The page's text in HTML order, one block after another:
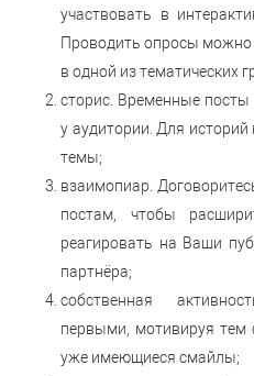
участвовать в
Проводить опросы можно
в одной из тематических
сторис. Временные
у аудитории. Для
темы;
взаимопиар.
постам, чтобы
реагировать на Ваши
партнёра;
собственная
первыми, мотивируя
уже имеющиеся смайлы;